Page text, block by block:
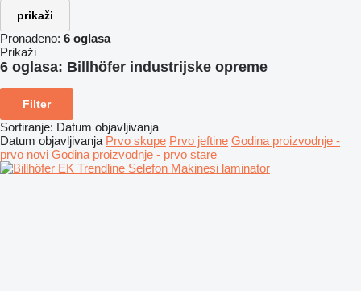
prikaži
Pronađeno: 6 oglasa
Prikaži
6 oglasa: Billhöfer industrijske opreme
Filter
Sortiranje: Datum objavljivanja
Datum objavljivanja Prvo skupe Prvo jeftine Godina proizvodnje -
prvo novi Godina proizvodnje - prvo stare